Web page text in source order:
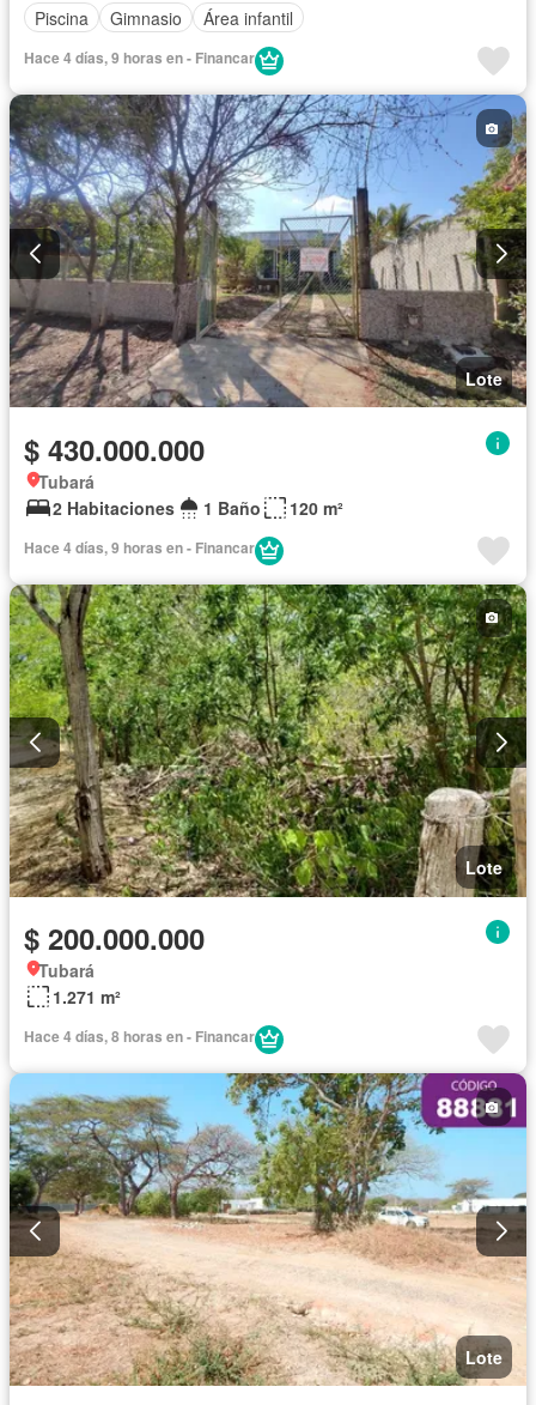
Piscina
Gimnasio Área infantil
Hace 4 días, 9 horas en - Financar
Lote
$ 430.000.000
Tubará
2 Habitaciones
1 Baño 120 m²
Hace 4 días, 9 horas en - Financar
Lote
$ 200.000.000
Tubará
1.271 m²
Hace 4 días, 8 horas en - Financar
Lote